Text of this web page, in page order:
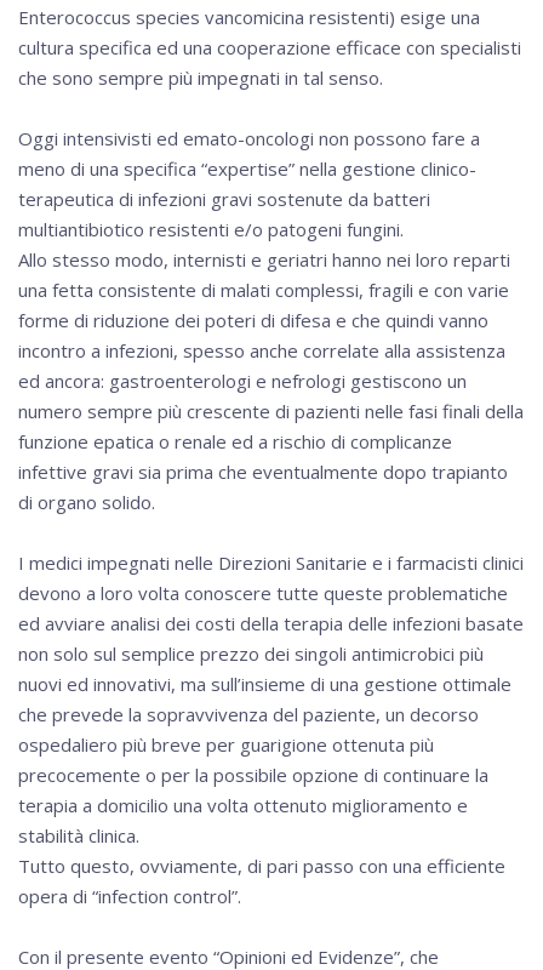
Enterococcus species vancomicina resistenti) esige una
cultura specifica ed una cooperazione efficace con specialisti
che sono sempre più impegnati in tal senso.
Oggi intensivisti ed emato-oncologi non possono fare a
meno di una specifica “expertise” nella gestione clinico-
terapeutica di infezioni gravi sostenute da batteri
multiantibiotico resistenti e/o patogeni fungini.
Allo stesso modo, internisti e geriatri hanno nei loro reparti
una fetta consistente di malati complessi, fragili e con varie
forme di riduzione dei poteri di difesa e che quindi vanno
incontro a infezioni, spesso anche correlate alla assistenza
ed ancora: gastroenterologi e nefrologi gestiscono un
numero sempre più crescente di pazienti nelle fasi finali della
funzione epatica o renale ed a rischio di complicanze
infettive gravi sia prima che eventualmente dopo trapianto
di organo solido.
I medici impegnati nelle Direzioni Sanitarie e i farmacisti clinici
devono a loro volta conoscere tutte queste problematiche
ed avviare analisi dei costi della terapia delle infezioni basate
non solo sul semplice prezzo dei singoli antimicrobici più
nuovi ed innovativi, ma sull’insieme di una gestione ottimale
che prevede la sopravvivenza del paziente, un decorso
ospedaliero più breve per guarigione ottenuta più
precocemente o per la possibile opzione di continuare la
terapia a domicilio una volta ottenuto miglioramento e
stabilità clinica.
Tutto questo, ovviamente, di pari passo con una efficiente
opera di “infection control”.
Con il presente evento “Opinioni ed Evidenze”, che